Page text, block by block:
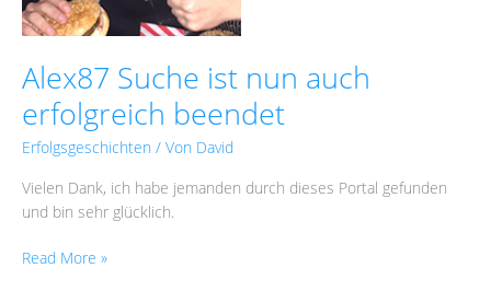
Alex87 Suche ist nun auch
erfolgreich beendet
Erfolgsgeschichten / Von David
Vielen Dank, ich habe jemanden durch dieses Portal gefunden
und bin sehr glücklich.
Read More »